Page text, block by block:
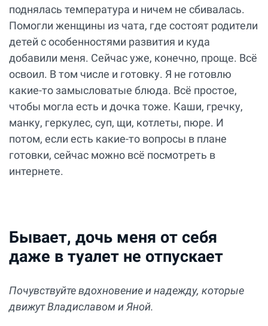
поднялась температура и ничем не сбивалась.
Помогли женщины из чата, где состоят родители
детей с особенностями развития и куда
добавили меня. Сейчас уже, конечно, проще. Всё
освоил. В том числе и готовку. Я не готовлю
какие-то замысловатые блюда. Всё простое,
чтобы могла есть и дочка тоже. Каши, гречку,
манку, геркулес, суп, щи, котлеты, пюре. И
потом, если есть какие-то вопросы в плане
готовки, сейчас можно всё посмотреть в
интернете.
Бывает, дочь меня от себя
даже в туалет не отпускает
Почувствуйте вдохновение и надежду, которые
движут Владиславом и Яной.